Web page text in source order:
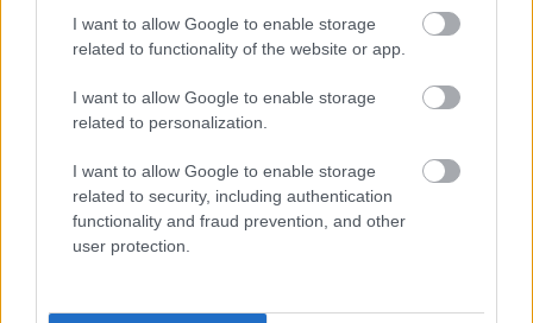
I want to allow Google to enable storage
related to functionality of the website or app.
I want to allow Google to enable storage
related to personalization.
I want to allow Google to enable storage
related to security, including authentication
functionality and fraud prevention, and other
user protection.
városkákat is, ahol a második évadot forgatták.
szerelmekfőleg a tőlünk távolabb eső Balit és
a francia fővárost
tették fel sokak bakancslistájára, és ez a sor még
hosszasan folytatható.